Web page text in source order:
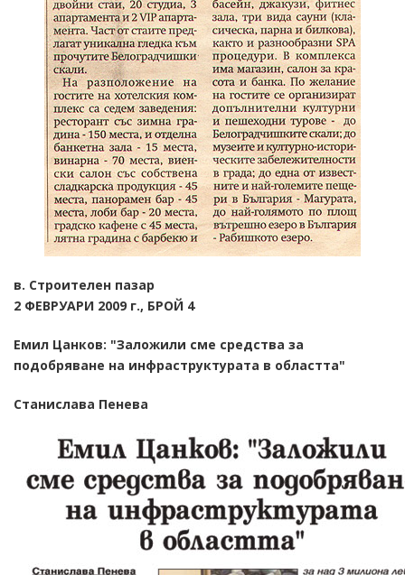
в. Строителен пазар
2 ФЕВРУАРИ 2009 г., БРОЙ 4
Емил Цанков: "Заложили сме средства за
подобряване на инфраструктурата в областта"
Станислава Пенева